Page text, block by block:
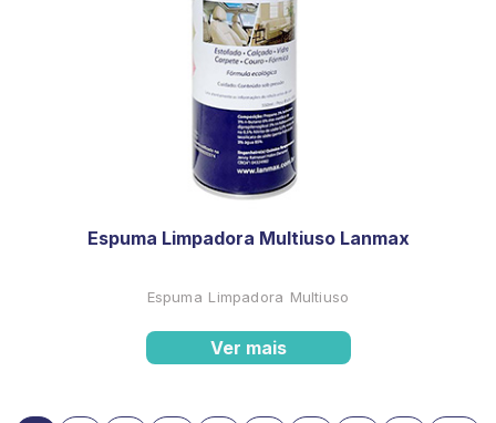
Espuma Limpadora Multiuso Lanmax
Espuma Limpadora Multiuso
Ver mais